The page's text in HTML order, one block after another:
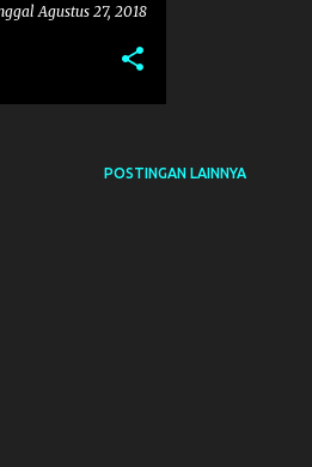
Agustus 27, 2018
POSTINGAN LAINNYA